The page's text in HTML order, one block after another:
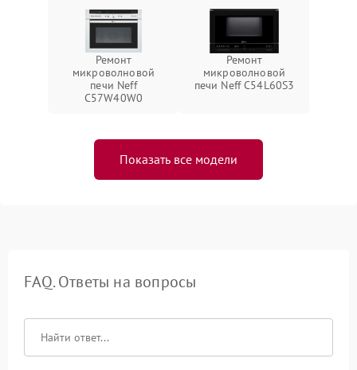
Ремонт
микроволновой
печи Neff
C57W40W0
Ремонт
микроволновой
печи Neff C54L60S3
Показать все модели
FAQ. Ответы на вопросы